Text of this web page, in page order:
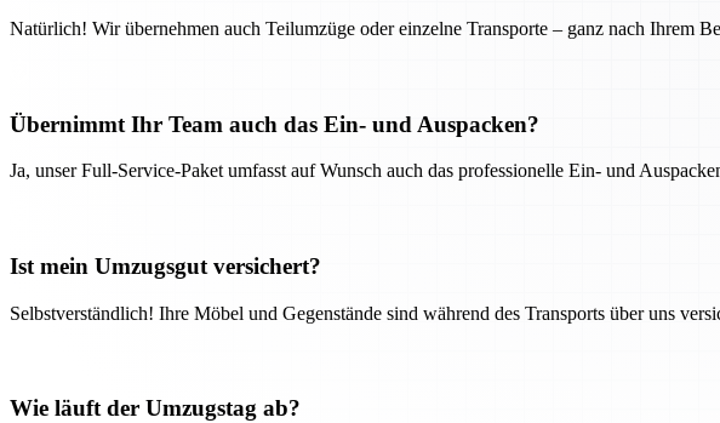
Natürlich! Wir übernehmen auch Teilumzüge oder einzelne Transporte – ganz nach Ihrem
Übernimmt Ihr Team auch das Ein- und Auspacken?
Ja, unser Full-Service-Paket umfasst auf Wunsch auch das professionelle Ein- und
Ist mein Umzugsgut versichert?
Selbstverständlich! Ihre Möbel und Gegenstände sind während des Transports über uns
Wie läuft der Umzugstag ab?